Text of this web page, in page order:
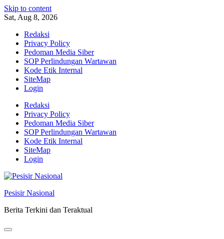
Skip to content
Sat, Aug 8, 2026
Redaksi
Privacy Policy
Pedoman Media Siber
SOP Perlindungan Wartawan
Kode Etik Internal
SiteMap
Login
Redaksi
Privacy Policy
Pedoman Media Siber
SOP Perlindungan Wartawan
Kode Etik Internal
SiteMap
Login
Pesisir Nasional
Berita Terkini dan Teraktual